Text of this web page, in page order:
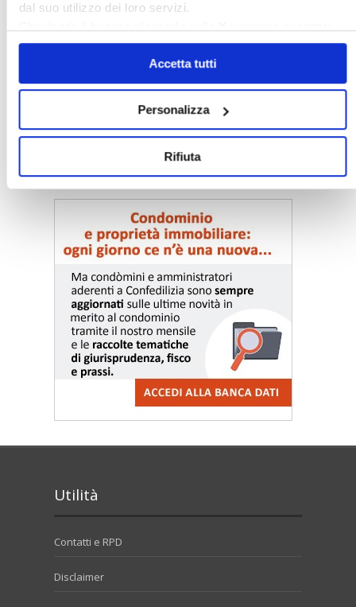
dal suo utilizzo dei loro servizi.
solo i cookie necessari.
Accetta tutti
Personalizza
Rifiuta
〉 Notizie e Banche dati
Utilità
Contatti e RPD
Disclaimer